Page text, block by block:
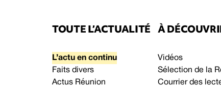
TOUTE L’ACTUALITÉ
L’actu en continu
Faits divers
Actus Réunion
À
Vidéos
Sélection de la
Courrier des